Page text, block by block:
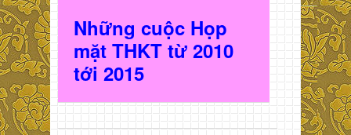
Những cuộc Họp
mặt THKT từ 2010
tới 2015